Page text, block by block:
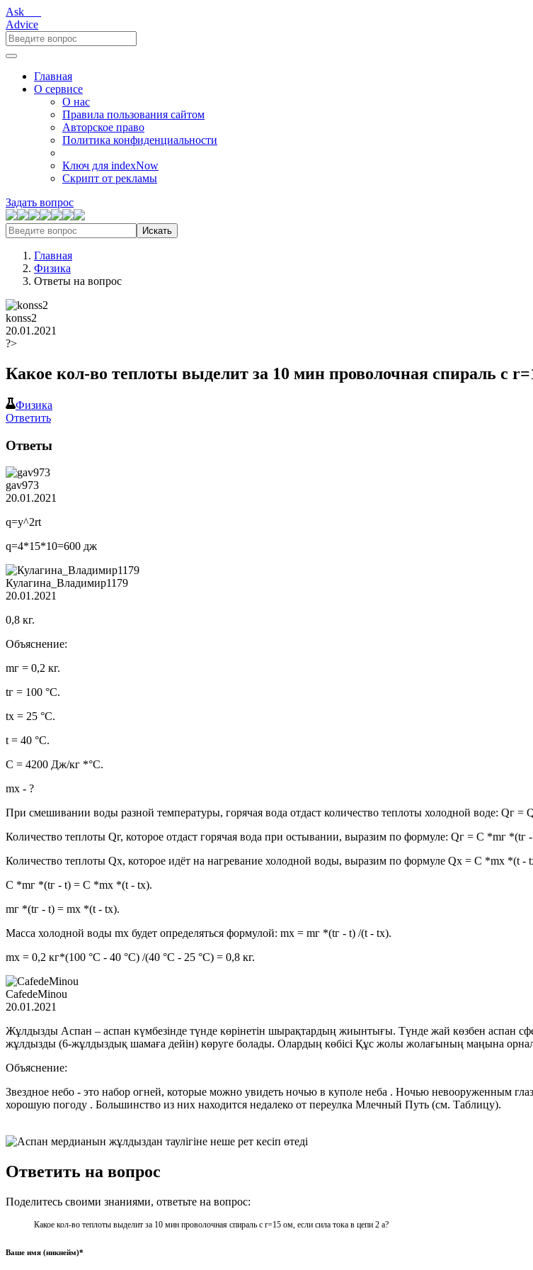
Ask___
Advice
Главная
О сервисе
О нас
Правила пользования сайтом
Авторское право
Политика конфиденциальности
Ключ для indexNow
Скрипт от рекламы
Задать вопрос
Искать
Главная
Физика
Ответы на вопрос
konss2
20.01.2021
?>
Какое кол-во теплоты выделит за 10 мин проволочная спираль с
Физика
Ответить
Ответы
gav973
20.01.2021
q=y^2rt
q=4*15*10=600 дж
Кулагина_Владимир1179
20.01.2021
0,8 кг.
Объяснение:
mг = 0,2 кг.
tг = 100 °C.
tх = 25 °C.
t = 40 °C.
С = 4200 Дж/кг *°C.
mх - ?
При смешивании воды разной температуры, горячая вода отдаст количество теплоты холодной воде: Qг =
Количество теплоты Qг, которое отдаст горячая вода при остывании, выразим по формуле: Qг = C *mг *(tг
Количество теплоты Qх, которое идёт на нагревание холодной воды, выразим по формуле Qх = C *mх *(t -
C *mг *(tг - t) = C *mх *(t - tх).
mг *(tг - t) = mх *(t - tх).
Масса холодной воды mх будет определяться формулой: mх = mг *(tг - t) /(t - tх).
mх = 0,2 кг*(100 °C - 40 °C) /(40 °C - 25 °C) = 0,8 кг.
CafedeMinou
20.01.2021
Жұлдызды Аспан – аспан күмбезінде түнде көрінетін шырақтардың жиынтығы. Түнде жай көзбен аспан
жұлдызды (6-жұлдыздық шамаға дейін) көруге болады. Олардың көбісі Құс жолы жолағының маңына
Объяснение:
Звездное небо - это набор огней, которые можно увидеть ночью в куполе неба . Ночью невооруженным
хорошую погоду . Большинство из них находится недалеко от переулка Млечный Путь (см. Таблицу).
Ответить на вопрос
Поделитесь своими знаниями, ответьте на вопрос:
Какое кол-во теплоты выделит за 10 мин проволочная спираль с r=15 ом, если сила тока в цепи 2 а?
Ваше имя (никнейм)*